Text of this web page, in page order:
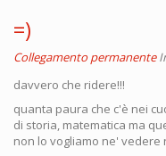
=)
Collegamento permanente
davvero che ridere!!!
quanta paura che c'è nei
di storia, matematica ma
non lo vogliamo ne' vedere